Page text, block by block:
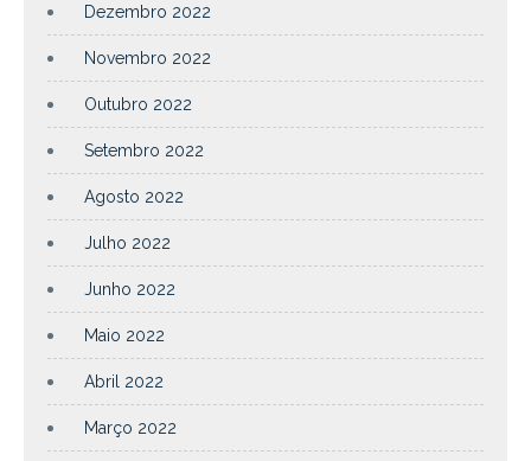
Dezembro 2022
Novembro 2022
Outubro 2022
Setembro 2022
Agosto 2022
Julho 2022
Junho 2022
Maio 2022
Abril 2022
Março 2022